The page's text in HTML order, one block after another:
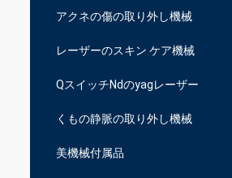
アクネの傷の取り外し機械
レーザーのスキン ケア機械
QスイッチNdのyagレーザー
くもの静脈の取り外し機械
美機械付属品